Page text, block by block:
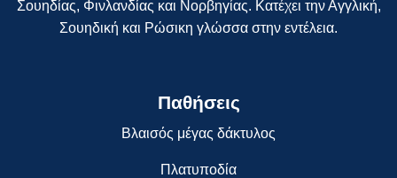
Σουηδίας, Φινλανδίας και Νορβηγίας. Κατέχει την Αγγλική,
Σουηδική και Ρώσικη γλώσσα στην εντέλεια.
Παθήσεις
Βλαισός μέγας δάκτυλος
Πλατυποδία